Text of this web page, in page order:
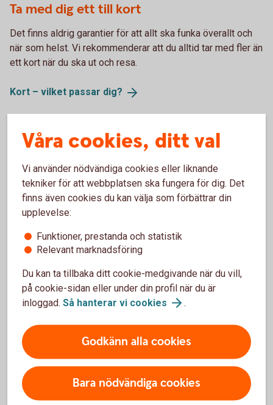
Ta med dig ett till kort
Det finns aldrig garantier för att allt ska funka överallt och
när som helst. Vi rekommenderar att du alltid tar med fler än
ett kort när du ska ut och resa.
Kort – vilket passar dig?
Extra trygghet med kortförsäkringen
När du betalar resan med kortet får du den kompletterande
kortförsäkringen från Trygg Hansa. Den kan ge extra
trygghet när du ska ut och resa. Fullständiga villkor hittar du
i försäkringsvillkoren kopplade till ditt kort.
Kompletterandekortförsäkringen
Behöver du spärra ditt kort?
korttransaktioner ska du spärra kortet omedelbart. Du kan
enkelt spärra och ersätta ditt bankkort direkt i
internetbanken eller appen, dygnet runt. Du kan också ringa
till oss för att spärra kortet. Kreditkort spärras alltid via
telefon.
Våra cookies, ditt val
Vi använder nödvändiga cookies eller liknande
tekniker för att webbplatsen ska fungera för dig. Det
finns även cookies du kan välja som förbättrar din
upplevelse:
Funktioner, prestanda och statistik
Relevant marknadsföring
Du kan ta tillbaka ditt cookie-medgivande när du vill,
på cookie-sidan eller under din profil när du är
inloggad. Så hanterar vi cookies .
Godkänn alla cookies
Bara nödvändiga cookies